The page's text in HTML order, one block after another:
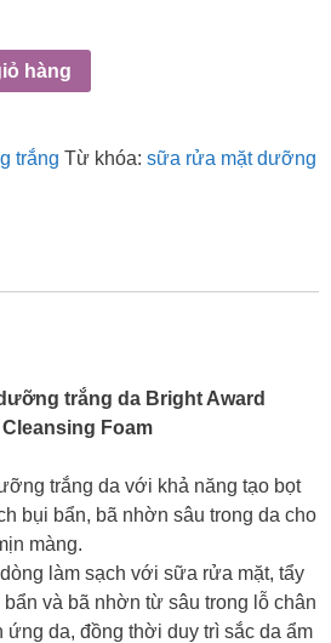
hàng
trắng Từ khóa: sữa rửa mặt dưỡng
trắng da Bright Award
Foam
trắng da với khả năng tạo bọt
bụi bẩn, bã nhờn sâu trong da cho
màng.
dòng làm sạch với sữa rửa mặt, tẩy
và bã nhờn từ sâu trong lỗ chân
ứng da, đồng thời duy trì sắc da ẩm